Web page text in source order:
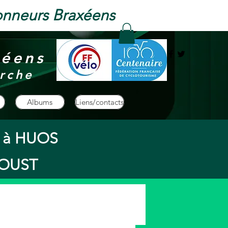
Braxéens
Albums Liens/contacts
HUOS